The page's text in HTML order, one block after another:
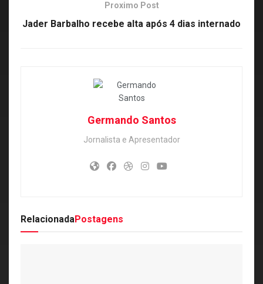
Proximo Post
Jader Barbalho recebe alta após 4 dias internado
Germando Santos
Jornalista e Apresentador
RelacionadaPostagens